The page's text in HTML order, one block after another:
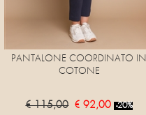
PANTALONE COORDINATO IN
COTONE
€ 115,00 € 92,00 -20%